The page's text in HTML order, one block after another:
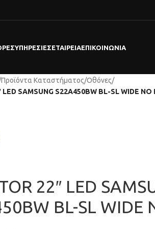
ΥΠΗΡΕΣΊΕΣΕΤΑΙΡΕΊΑΕΠΙΚΟΙΝΩΝΊΑ
Προϊόντα Καταστήματος/Οθόνες/
LED SAMSUNG S22A450BW BL-SL WIDE NO
22″ LED
BL-SL WIDE